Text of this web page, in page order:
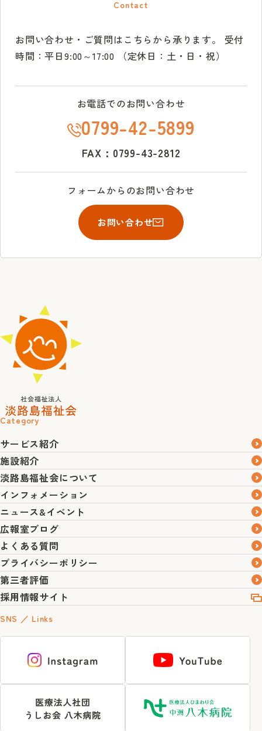
Contact
お問い合わせ・ご質問はこちらから承ります。
受付
時間：平日9:00～17:00 （定休日：土・日・祝）
お電話でのお問い合わせ
0799-42-5899
FAX：0799-43-2812
フォームからのお問い合わせ
お問い合わせ
Category
サービス紹介
施設紹介
淡路島福祉会について
インフォメーション
ニュース&イベント
広報室ブログ
よくある質問
プライバシーポリシー
第三者評価
採用情報サイト
SNS ／ Links